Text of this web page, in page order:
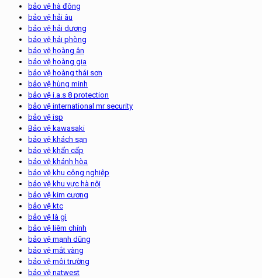
bảo vệ hà đông
bảo vệ hải âu
bảo vệ hải dương
bảo vệ hải phòng
bảo vệ hoàng ân
bảo vệ hoàng gia
bảo vệ hoàng thái sơn
bảo vệ hùng minh
bảo vệ i.a.s 8 protection
bảo vệ international mr security
bảo vệ isp
Bảo vệ kawasaki
bảo vệ khách sạn
bảo vệ khẩn cấp
bảo vệ khánh hòa
bảo vệ khu công nghiệp
bảo vệ khu vực hà nội
bảo vệ kim cương
bảo vệ ktc
bảo vệ là gì
bảo vệ liêm chính
bảo vệ mạnh dũng
bảo vệ mắt vàng
bảo vệ môi trường
bảo vệ natwest